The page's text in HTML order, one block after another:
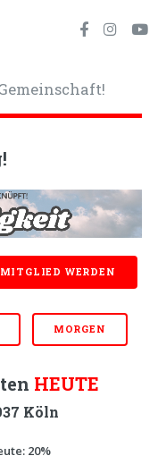
WERDEN
MORGEN
HEUTE
Köln
: 20%